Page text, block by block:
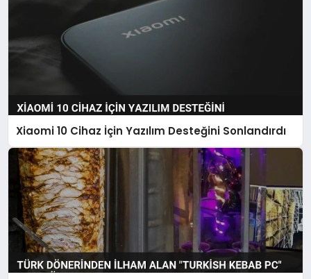
Xiaomi 10 Cihaz İçin Yazılım Desteğini Sonlandırdı